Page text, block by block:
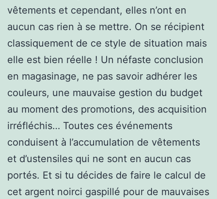
vêtements et cependant, elles n’ont en
aucun cas rien à se mettre. On se récipient
classiquement de ce style de situation mais
elle est bien réelle ! Un néfaste conclusion
en magasinage, ne pas savoir adhérer les
couleurs, une mauvaise gestion du budget
au moment des promotions, des acquisition
irréfléchis… Toutes ces événements
conduisent à l’accumulation de vêtements
et d’ustensiles qui ne sont en aucun cas
portés. Et si tu décides de faire le calcul de
cet argent noirci gaspillé pour de mauvaises